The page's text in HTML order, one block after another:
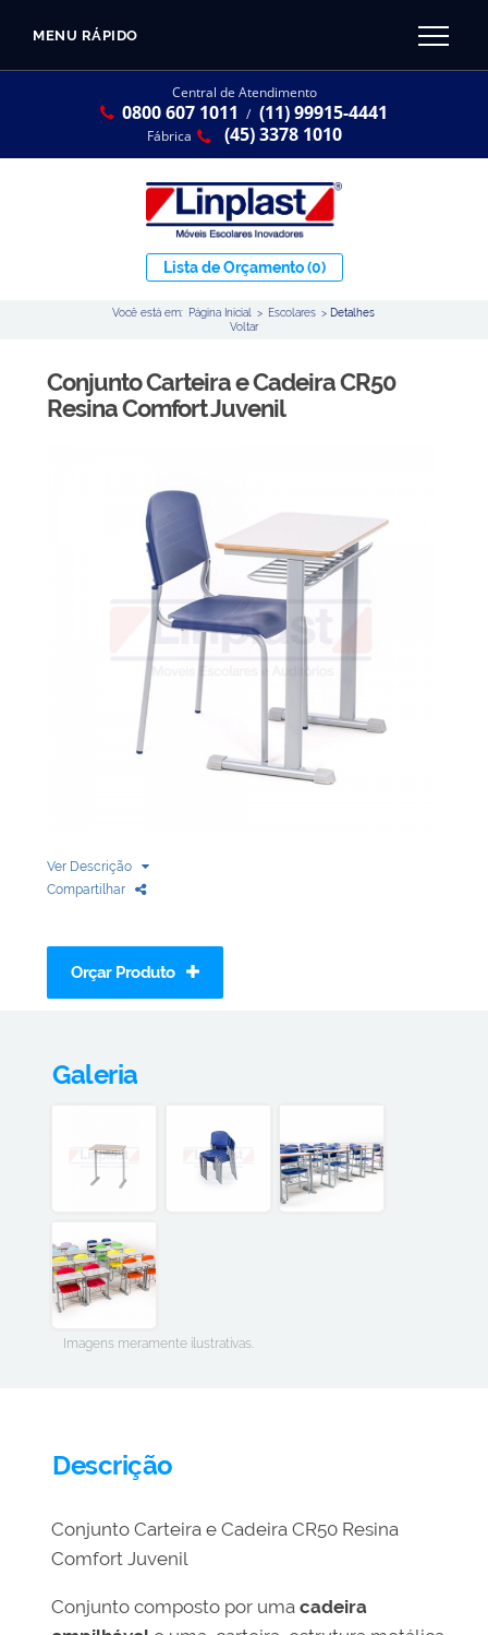
MENU RÁPIDO
Central de Atendimento
0800 607 1011 / (11) 99915-4441
Fábrica (45) 3378 1010
Lista de Orçamento(0)
Você está em: Página Inicial > Escolares >Detalhes
Voltar
Conjunto Carteira e Cadeira CR50
Resina Comfort Juvenil
Ver Descrição
Compartilhar
Orçar Produto
Galeria
Imagens meramente ilustrativas.
Descrição
Conjunto Carteira e Cadeira CR50 Resina
Comfort Juvenil
Conjunto composto por umacadeira
Linha Resina Plástica
Ambiente Maker
CATÁLOGO LINPLAST 2025
SOBRE A EMPRESA